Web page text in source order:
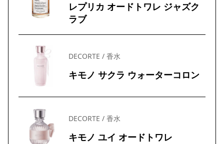
レプリカ オードトワレ ジャズク
ラブ
DECORTE / 香水
キモノ サクラ ウォーターコロン
DECORTE / 香水
キモノ ユイ オードトワレ